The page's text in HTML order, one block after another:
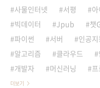
사물인터넷
서평
빅데이터
Jpub 챗
파이썬
서버 인공지
알고리즘
클라우드
개발자
머신러닝
더보기